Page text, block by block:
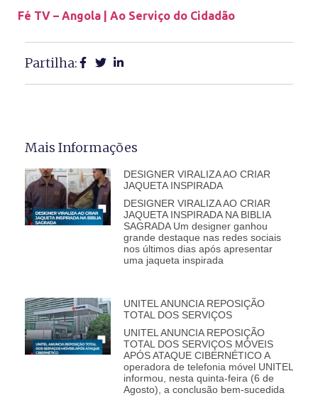
Fé TV – Angola | Ao Serviço do Cidadão
Partilha:
Mais Informações
DESIGNER VIRALIZA AO CRIAR
JAQUETA INSPIRADA
DESIGNER VIRALIZA AO CRIAR
JAQUETA INSPIRADA NA BIBLIA
SAGRADA Um designer ganhou
grande destaque nas redes sociais
nos últimos dias após apresentar
uma jaqueta inspirada
UNITEL ANUNCIA REPOSIÇÃO
TOTAL DOS SERVIÇOS
UNITEL ANUNCIA REPOSIÇÃO
TOTAL DOS SERVIÇOS MÓVEIS
APÓS ATAQUE CIBERNÉTICO A
operadora de telefonia móvel UNITEL
informou, nesta quinta-feira (6 de
Agosto), a conclusão bem-sucedida